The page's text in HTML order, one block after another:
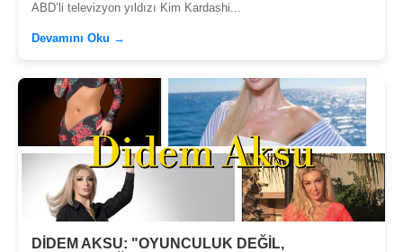
ABD’li televizyon yıldızı Kim Kardashi...
Devamını Oku →
DİDEM AKSU: "OYUNCULUK DEĞİL,